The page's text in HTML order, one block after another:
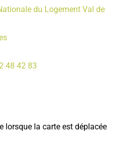
du Logement Val de
48 42 83
lorsque la carte est déplacée